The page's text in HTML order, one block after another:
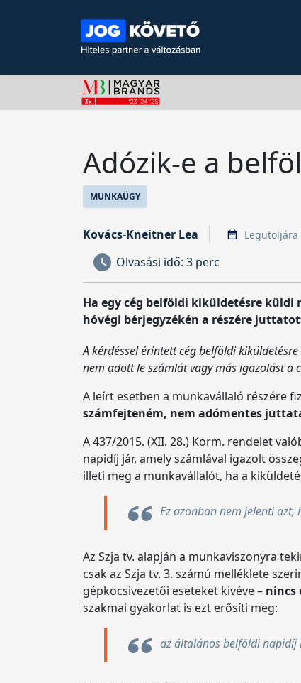
Adózik-e a
MUNKAÜGY
Kovács-Kneitner Lea
Olvasási idő: 3 perc
Ha egy cég belföldi kiküldetésre küldi
hóvégi bérjegyzékén a részére
A kérdéssel érintett cég belföldi
nem adott le számlát vagy más igazolást a
A leírt esetben a munkavállaló részére
számfejteném, nem adómentes
A 437/2015. (XII. 28.) Korm. rendelet
napidíj jár, amely számlával igazolt
illeti meg a munkavállalót, ha a
Ez azonban nem jelenti
Az Szja tv. alapján a munkaviszonyra
csak az Szja tv. 3. számú melléklete
gépkocsivezetői eseteket kivéve – nincs
szakmai gyakorlat is ezt erősíti meg:
az általános belföldi napidíj